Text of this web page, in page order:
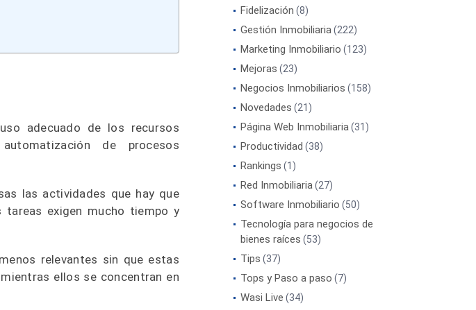
adecuado de los recursos
de procesos
las actividades que hay que
tareas exigen mucho tiempo y
relevantes sin que estas
ellos se concentran en
Fidelización (8)
Gestión Inmobiliaria(222)
Marketing Inmobiliario (123)
Mejoras (23)
Negocios Inmobiliarios (158)
Novedades (21)
Página Web Inmobiliaria(31)
Productividad (38)
Rankings (1)
Red Inmobiliaria(27)
Software Inmobiliario (50)
Tecnología para negocios de
bienes raíces (53)
Tips (37)
Tops y Paso a paso (7)
Wasi Live (34)